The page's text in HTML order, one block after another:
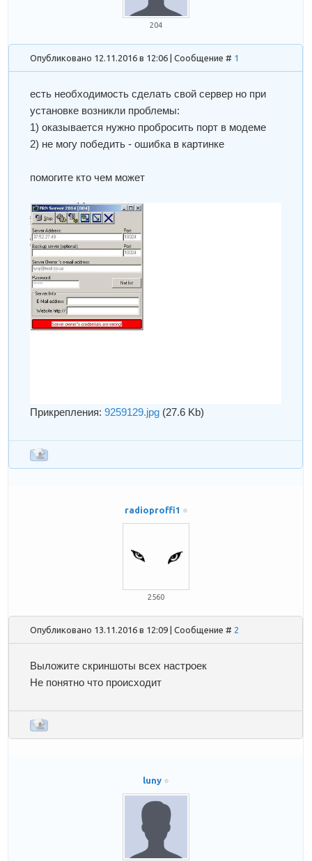
204
Опубликовано 12.11.2016 в 12:06 | Сообщение # 1
есть необходимость сделать свой сервер но при
установке возникли проблемы:
1) оказывается нужно пробросить порт в модеме
2) не могу победить - ошибка в картинке
помогите кто чем может
Прикрепления:9259129.jpg (27.6 Kb)
radioproffi1
2560
Опубликовано 13.11.2016 в 12:09 | Сообщение # 2
Выложите скриншоты всех настроек
Не понятно что происходит
luny